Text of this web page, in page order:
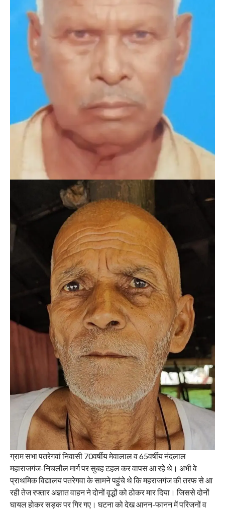
ग्राम सभा पतरेगवां निवासी 70वर्षीय मेवालाल व 65वर्षीय नंदलाल
महाराजगंज-निचलौल मार्ग पर सुबह टहल कर वापस आ रहे थे। अभी वे
प्राथमिक विद्यालय पतरेगवा के सामने पहुंचे थे कि महराजगंज की तरफ से आ
रही तेज रफ्तार अज्ञात वाहन ने दोनों वृद्धों को ठोकर मार दिया। जिससे दोनों
घायल होकर सड़क पर गिर गए। घटना को देख आनन-फानन में परिजनों व